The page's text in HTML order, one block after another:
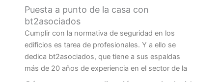
Puesta a punto de la casa con
bt2asociados
Cumplir con la normativa de seguridad en los
edificios es tarea de profesionales. Y a ello se
dedica bt2asociados, que tiene a sus espaldas
más de 20 años de experiencia en el sector de la